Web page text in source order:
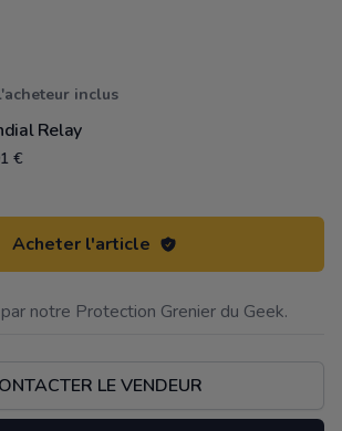
inclus
Relay
€
Acheter l'article
notre Protection Grenier du Geek.
LE VENDEUR